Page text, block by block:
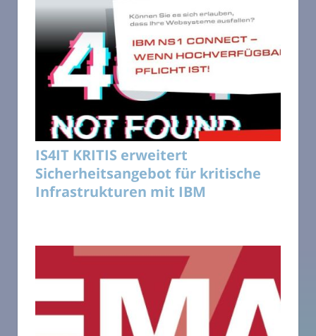
IS4IT KRITIS erweitert
Sicherheitsangebot für kritische
Infrastrukturen mit IBM